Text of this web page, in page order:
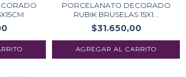
PORCELANATO DECORADO
RUBIK BRUSELAS 15X1...
$31.650,00